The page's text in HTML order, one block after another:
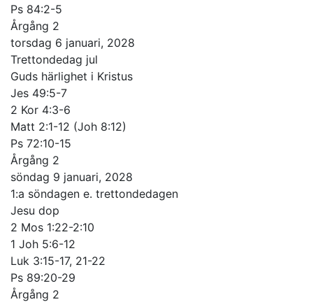
Ps 84:2-5
Årgång 2
torsdag 6 januari, 2028
Trettondedag jul
Guds härlighet i Kristus
Jes 49:5-7
2 Kor 4:3-6
Matt 2:1-12 (Joh 8:12)
Ps 72:10-15
Årgång 2
söndag 9 januari, 2028
1:a söndagen e. trettondedagen
Jesu dop
2 Mos 1:22-2:10
1 Joh 5:6-12
Luk 3:15-17, 21-22
Ps 89:20-29
Årgång 2